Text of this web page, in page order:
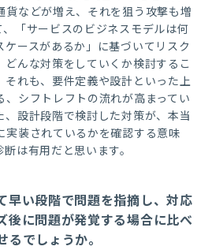
貨などが増え、それを狙う攻撃も増
、「サービスのビジネスモデルは何
ケースがあるか」に基づいてリスク
どんな対策をしていくか検討するこ
それも、要件定義や設計といった上
、シフトレフトの流れが高まってい
、設計段階で検討した対策が、本当
実装されているかを確認する意味
は有用だと思います。
早い段階で問題を指摘し、対応
後に問題が発覚する場合に比べ
でしょうか。